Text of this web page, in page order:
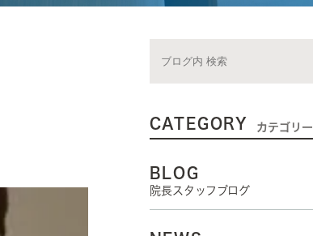
リハビリテーション科
CATEGORY カテゴリー
BLOG
院長スタッフブログ